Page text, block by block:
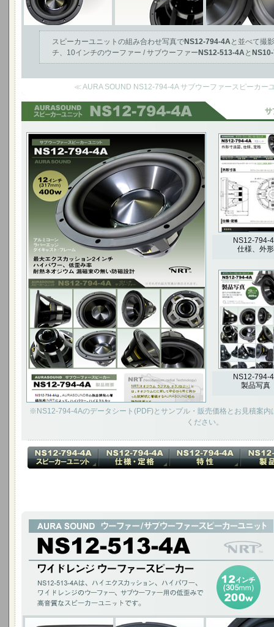
スピーカーユニットの組み合わせ写真でNS12-794-4Aと並べて撮
チ、10インチのウーファー / サブウーファー NS12-513-4Aと
≪ AURA SOUND NS12-794-4A サブウーファースピーカー
12インチ(317mm) 400W
最大エクスカッション2インチ
ハイパワー、低歪み率 耐熱ネオジウム 漏磁束の無
い防磁設計
NS12-794-
仕様、外形
NS12-794-
製品写真
※NS12-794-4Aのデータシート(PDF)とサンプル・販売価格とお見積案内
ください。
ワイドレンジ ウーファースピーカー
NS12-513-4Aは、ハイエクスカッション、ハイパワー、ワイドレンジのウ
みで高音質なスピーカーユニットです。
12インチ(305mm)200W / アルミコーン ダイキャストフレーム / NRT